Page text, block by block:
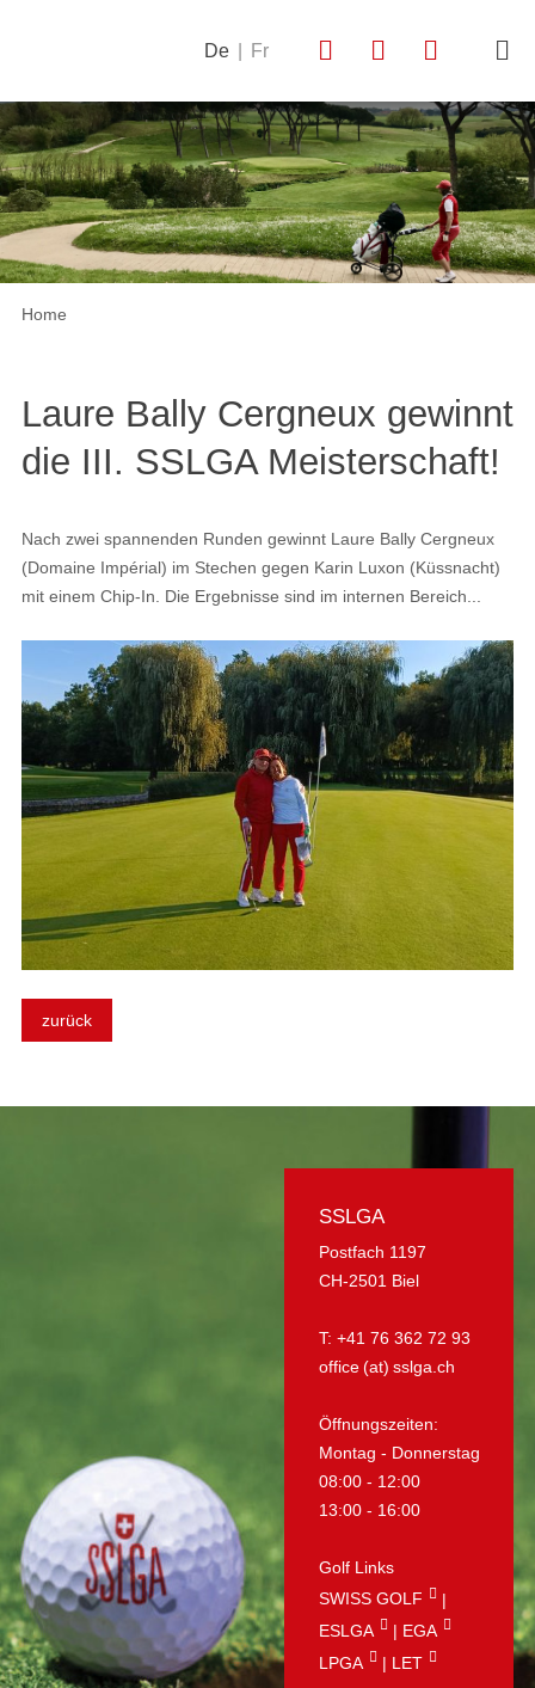
De Fr
Home
Laure Bally Cergneux gewinnt
die III. SSLGA Meisterschaft!
Nach zwei spannenden Runden gewinnt Laure Bally Cergneux
(Domaine Impérial) im Stechen gegen Karin Luxon (Küssnacht)
mit einem Chip-In. Die Ergebnisse sind im internen Bereich...
zurück
SSLGA
Postfach 1197
CH-2501 Biel
T: +41 76 362 72 93
office (at) sslga.ch
Öffnungszeiten:
Montag - Donnerstag
08:00 - 12:00
13:00 - 16:00
Golf Links
SWISS GOLF
|
ESLGA
| EGA
LPGA
| LET